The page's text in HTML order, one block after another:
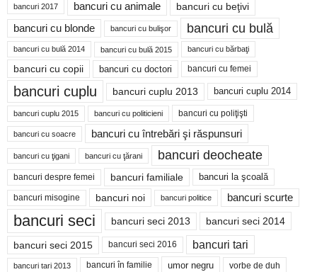
bancuri 2017 bancuri cu animale bancuri cu beţivi
bancuri cu blonde bancuri cu bulişor bancuri cu bulă
bancuri cu bulă 2014 bancuri cu bulă 2015 bancuri cu bărbaţi
bancuri cu copii bancuri cu doctori bancuri cu femei
bancuri cuplu bancuri cuplu 2013 bancuri cuplu 2014
bancuri cuplu 2015 bancuri cu politicieni bancuri cu poliţişti
bancuri cu soacre bancuri cu întrebări şi răspunsuri
bancuri cu ţigani bancuri cu ţărani bancuri deocheate
bancuri despre femei bancuri familiale bancuri la şcoală
bancuri misogine bancuri noi bancuri politice bancuri scurte
bancuri seci bancuri seci 2013 bancuri seci 2014
bancuri seci 2015 bancuri seci 2016 bancuri tari
bancuri tari 2013 bancuri în familie umor negru vorbe de duh